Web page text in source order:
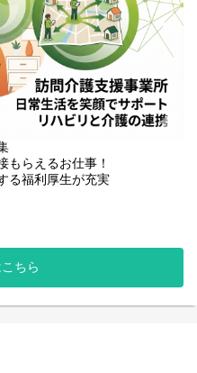
らえるお仕事！
る福利厚生が充実
の訪問介護など、
す。
ング
ちら